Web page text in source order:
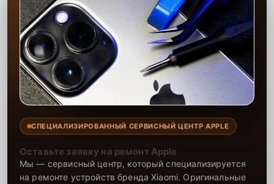
СПЕЦИАЛИЗИРОВАННЫЙ СЕРВИСНЫЙ ЦЕНТР APPLE
Оставьте заявку на ремонт Apple
Мы — сервисный центр, который специализируется
на ремонте устройств бренда Xiaomi. Оригинальные